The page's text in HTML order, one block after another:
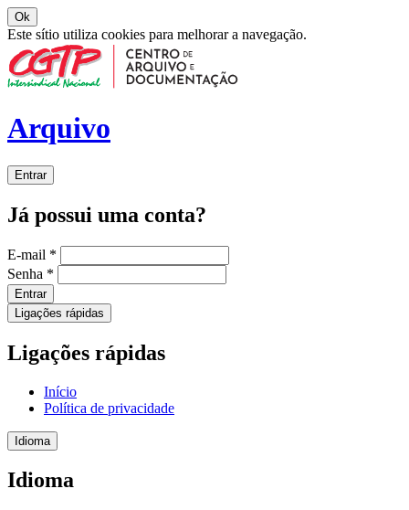
Ok
Este sítio utiliza cookies para melhorar a navegação.
Arquivo
Entrar
Já possui uma conta?
E-mail *
Senha *
Entrar
Ligações rápidas
Ligações rápidas
Início
Política de privacidade
Idioma
Idioma